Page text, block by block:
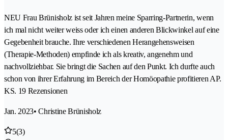
NEU Frau Brünisholz ist seit Jahren meine Sparring-Partnerin, wenn
ich mal nicht weiter weiss oder ich einen anderen Blickwinkel auf eine
Gegebenheit brauche. Ihre verschiedenen Herangehensweisen
(Therapie-Methoden) empfinde ich als kreativ, angenehm und
nachvollziehbar. Sie bringt die Sachen auf den Punkt. Ich durfte auch
schon von ihrer Erfahrung im Bereich der Homöopathie profitieren AP.
KS. 19 Rezensionen
Jan. 2023• Christine Brünisholz
5(3)